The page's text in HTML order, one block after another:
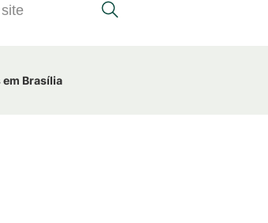
Brasília